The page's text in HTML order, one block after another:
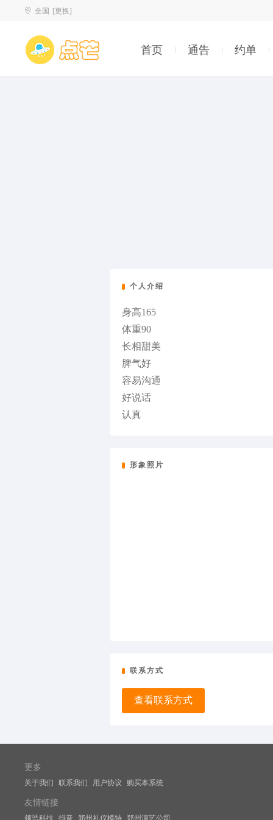
全国 [更换]
首页 通告 约单
个人介绍
身高165
体重90
长相甜美
脾气好
容易沟通
好说话
认真
形象照片
联系方式
查看联系方式
更多
关于我们 联系我们 用户协议 购买本系统
友情链接
领浩科技 抖音 郑州礼仪模特 郑州演艺公司